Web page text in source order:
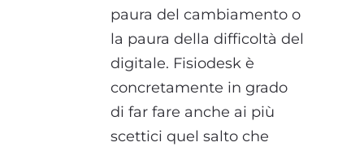
paura del cambiamento o
la paura della difficoltà del
digitale. Fisiodesk è
concretamente in grado
di far fare anche ai più
scettici quel salto che